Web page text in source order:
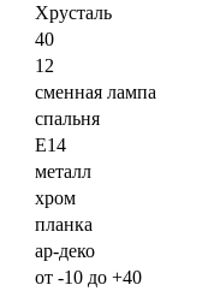
Хрусталь
40
12
сменная лампа
спальня
E14
металл
хром
планка
ар-деко
от -10 до +40